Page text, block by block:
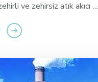
ve zehirsiz atık akıcı …